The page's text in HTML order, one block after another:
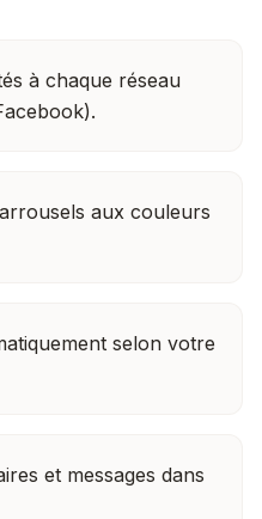
à chaque réseau
aux couleurs
selon votre
et messages dans